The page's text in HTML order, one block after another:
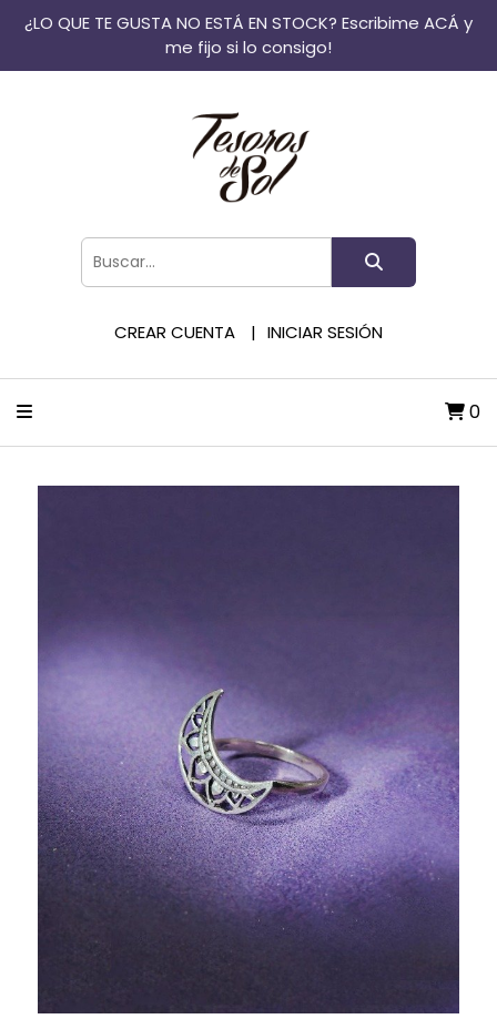
¿LO QUE TE GUSTA NO ESTÁ EN STOCK? Escribime ACÁ y
me fijo si lo consigo!
CREAR CUENTA INICIAR SESIÓN
0